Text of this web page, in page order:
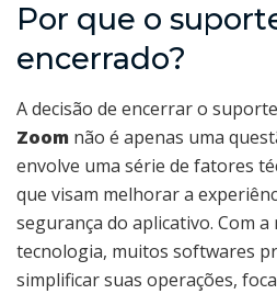
Por que o
encerrado?
A decisão de encerrar o
Zoom não é apenas uma
envolve uma série de fatores
que visam melhorar a
segurança do aplicativo. Com
tecnologia, muitos softwares
simplificar suas operações,